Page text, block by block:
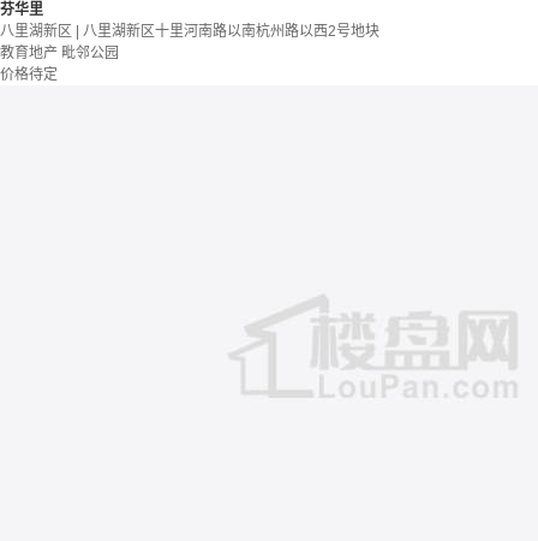
芬华里
八里湖新区 | 八里湖新区十里河南路以南杭州路以西2号地块
教育地产 毗邻公园
价格待定